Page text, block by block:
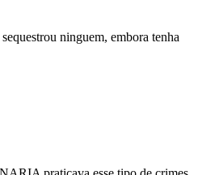
ninguem, embora tenha